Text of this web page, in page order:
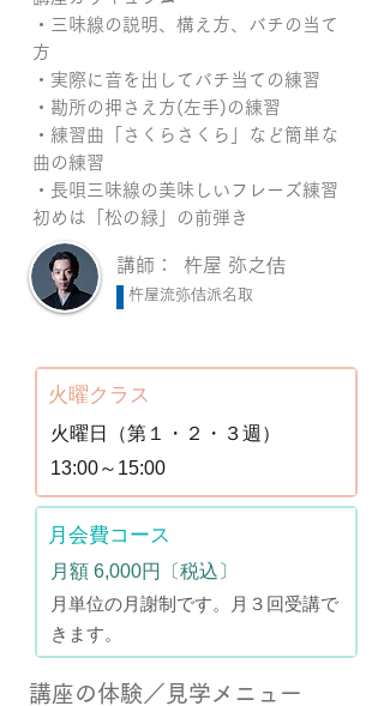
・三味線の説明、構え方、バチの当て
方
・実際に音を出してバチ当ての練習
・勘所の押さえ方(左手)の練習
・練習曲「さくらさくら」など簡単な
曲の練習
・長唄三味線の美味しいフレーズ練習
初めは「松の緑」の前弾き
講師： 杵屋 弥之佶
杵屋流弥佶派名取
火曜クラス
火曜日（第１・２・３週）
13:00～15:00
月会費コース
月額 6,000円〔税込〕
月単位の月謝制です。月３回受講で
きます。
講座の体験／見学メニュー